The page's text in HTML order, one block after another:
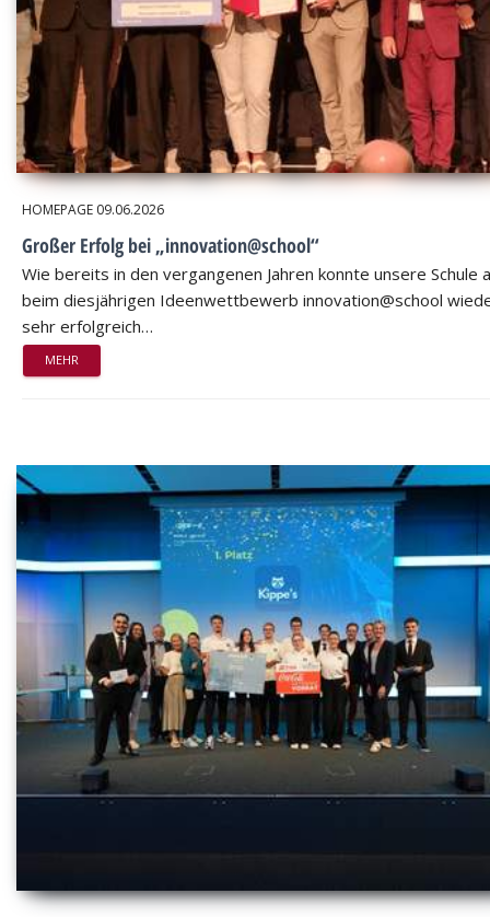
HOMEPAGE 09.06.2026
Großer Erfolg bei „innovation@school“
Wie bereits in den vergangenen Jahren konnte unsere Schule
beim diesjährigen Ideenwettbewerb innovation@school
sehr erfolgreich…
MEHR